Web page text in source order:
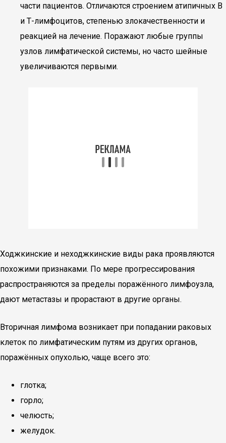
части пациентов. Отличаются строением атипичных В
и Т-лимфоцитов, степенью злокачественности и
реакцией на лечение. Поражают любые группы
узлов лимфатической системы, но часто шейные
увеличиваются первыми.
Ходжкинские и неходжкинские виды рака проявляются
похожими признаками. По мере прогрессирования
распространяются за пределы поражённого лимфоузла,
дают метастазы и прорастают в другие органы.
Вторичная лимфома возникает при попадании раковых
клеток по лимфатическим путям из других органов,
поражённых опухолью, чаще всего это:
глотка;
горло;
челюсть;
желудок.